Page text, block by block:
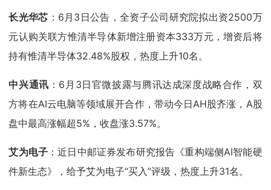
长光华芯 ：6月3日公告，全资子公司研究院拟出资2500万
元认购关联方惟清半导体新增注册资本333万元，增资后将
持有惟清半导体32.48%股权，热度上升10名。
中兴通讯 ：6月3日官微披露与腾讯达成深度战略合作，双
方将在AI云电脑等领域展开合作，带动今日AH股齐涨，A股
盘中最高涨幅超5%，收盘涨3.57%。
艾为电子 ：近日中邮证券发布研究报告《重构端侧AI智能硬
件新生态》，给予艾为电子“买入”评级，热度上升31名。